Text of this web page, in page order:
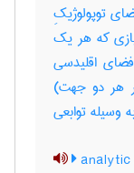
توپولوژیکِ
که هر یک
اقلیدسی
هر دو جهت)
وسیله توابعی